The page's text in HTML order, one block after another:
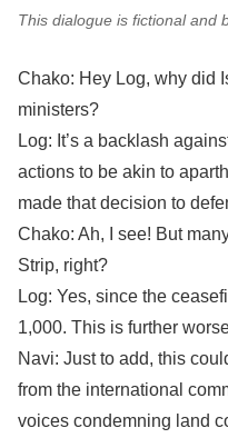
This dialogue is fictional and
Chako: Hey Log, why did
ministers?
Log: It’s a backlash
actions to be akin to
made that decision to
Chako: Ah, I see! But
Strip, right?
Log: Yes, since the
1,000. This is further
Navi: Just to add, this
from the international
voices condemning land